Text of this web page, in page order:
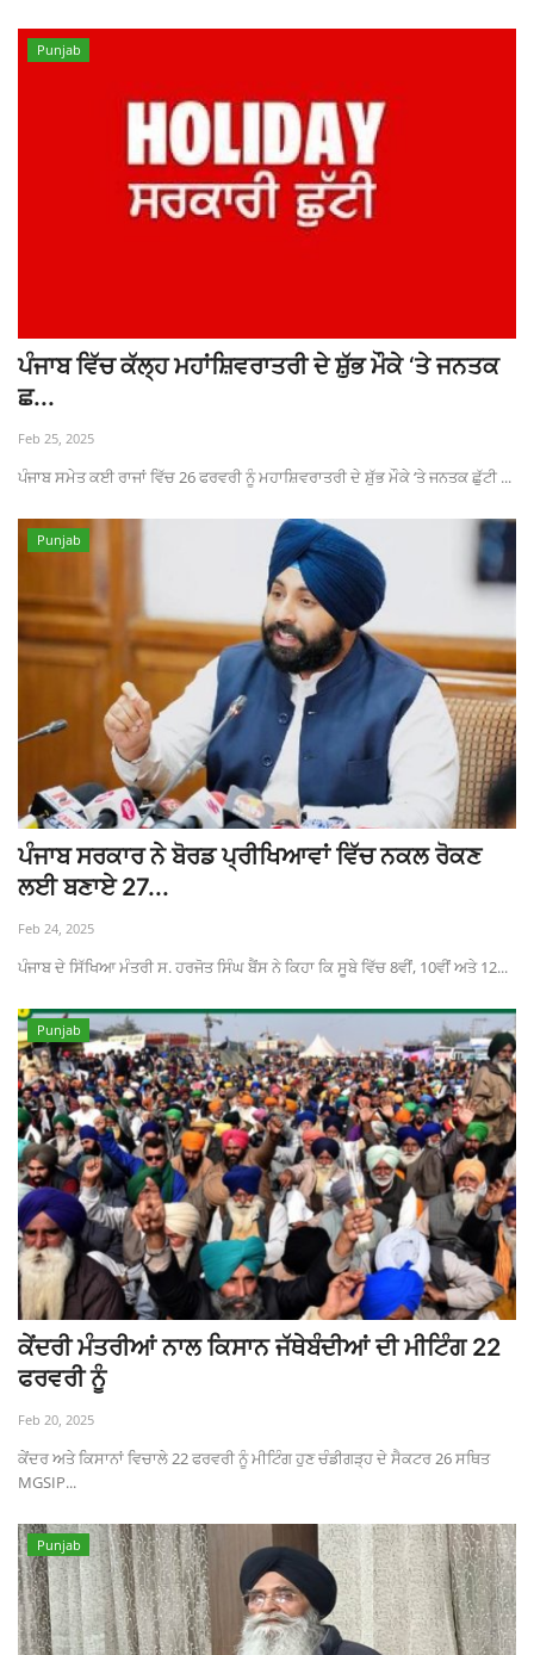
Punjab
ਪੰਜਾਬ ਵਿੱਚ ਕੱਲ੍ਹ ਮਹਾਂਸ਼ਿਵਰਾਤਰੀ ਦੇ ਸ਼ੁੱਭ ਮੌਕੇ ‘ਤੇ ਜਨਤਕ
ਛ...
Feb 25, 2025
ਪੰਜਾਬ ਸਮੇਤ ਕਈ ਰਾਜਾਂ ਵਿੱਚ 26 ਫਰਵਰੀ ਨੂੰ ਮਹਾਸ਼ਿਵਰਾਤਰੀ ਦੇ ਸ਼ੁੱਭ ਮੌਕੇ ‘ਤੇ ਜਨਤਕ ਛੁੱਟੀ ...
Punjab
ਪੰਜਾਬ ਸਰਕਾਰ ਨੇ ਬੋਰਡ ਪ੍ਰੀਖਿਆਵਾਂ ਵਿੱਚ ਨਕਲ ਰੋਕਣ
ਲਈ ਬਣਾਏ 27...
Feb 24, 2025
ਪੰਜਾਬ ਦੇ ਸਿੱਖਿਆ ਮੰਤਰੀ ਸ. ਹਰਜੋਤ ਸਿੰਘ ਬੈਂਸ ਨੇ ਕਿਹਾ ਕਿ ਸੂਬੇ ਵਿੱਚ 8ਵੀਂ, 10ਵੀਂ ਅਤੇ 12...
Punjab
ਕੇਂਦਰੀ ਮੰਤਰੀਆਂ ਨਾਲ ਕਿਸਾਨ ਜੱਥੇਬੰਦੀਆਂ ਦੀ ਮੀਟਿੰਗ 22
ਫਰਵਰੀ ਨੂੰ
Feb 20, 2025
ਕੇਂਦਰ ਅਤੇ ਕਿਸਾਨਾਂ ਵਿਚਾਲੇ 22 ਫਰਵਰੀ ਨੂੰ ਮੀਟਿੰਗ ਹੁਣ ਚੰਡੀਗੜ੍ਹ ਦੇ ਸੈਕਟਰ 26 ਸਥਿਤ
MGSIP...
Punjab